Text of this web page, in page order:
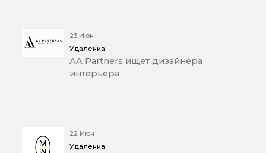
23 Июн
Удаленка
AA Partners ищет дизайнера
интерьера
22 Июн
Удаленка